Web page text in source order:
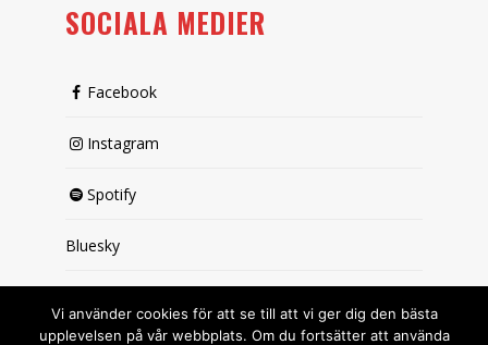
SOCIALA MEDIER
Facebook
Instagram
Spotify
Bluesky
Vi använder cookies för att se till att vi ger dig den bästa
upplevelsen på vår webbplats. Om du fortsätter att använda